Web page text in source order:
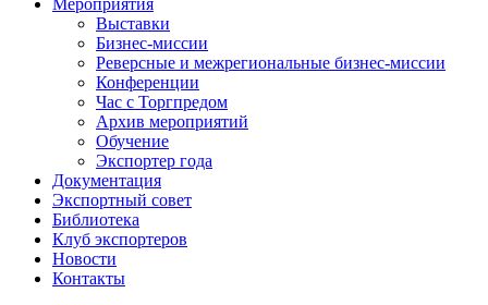
Мероприятия
Выставки
Бизнес-миссии
Реверсные и межрегиональные бизнес-миссии
Конференции
Час с Торгпредом
Архив мероприятий
Обучение
Экспортер года
Документация
Экспортный совет
Библиотека
Клуб экспортеров
Новости
Контакты